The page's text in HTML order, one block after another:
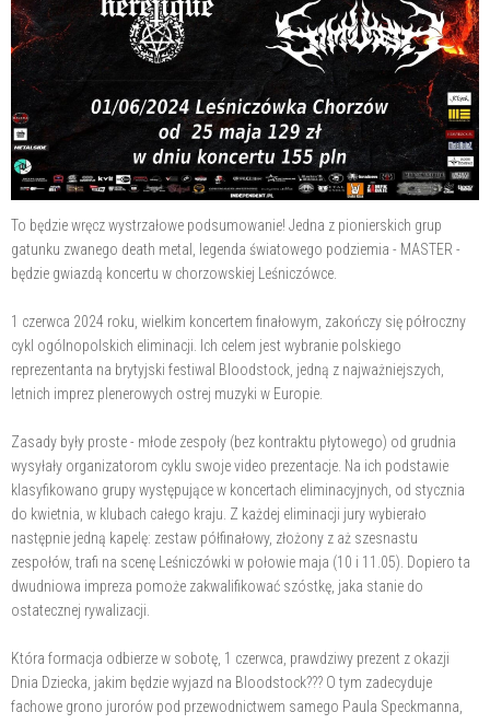
To będzie wręcz wystrzałowe podsumowanie! Jedna z pionierskich grup
gatunku zwanego death metal, legenda światowego podziemia - MASTER -
będzie gwiazdą koncertu w chorzowskiej Leśniczówce.
1 czerwca 2024 roku, wielkim koncertem finałowym, zakończy się półroczny
cykl ogólnopolskich eliminacji. Ich celem jest wybranie polskiego
reprezentanta na brytyjski festiwal Bloodstock, jedną z najważniejszych,
letnich imprez plenerowych ostrej muzyki w Europie.
Zasady były proste - młode zespoły (bez kontraktu płytowego) od grudnia
wysyłały organizatorom cyklu swoje video prezentacje. Na ich podstawie
klasyfikowano grupy występujące w koncertach eliminacyjnych, od stycznia
do kwietnia, w klubach całego kraju. Z każdej eliminacji jury wybierało
następnie jedną kapelę: zestaw półfinałowy, złożony z aż szesnastu
zespołów, trafi na scenę Leśniczówki w połowie maja (10 i 11.05). Dopiero ta
dwudniowa impreza pomoże zakwalifikować szóstkę, jaka stanie do
ostatecznej rywalizacji.
Która formacja odbierze w sobotę, 1 czerwca, prawdziwy prezent z okazji
Dnia Dziecka, jakim będzie wyjazd na Bloodstock??? O tym zadecyduje
fachowe grono jurorów pod przewodnictwem samego Paula Speckmanna,